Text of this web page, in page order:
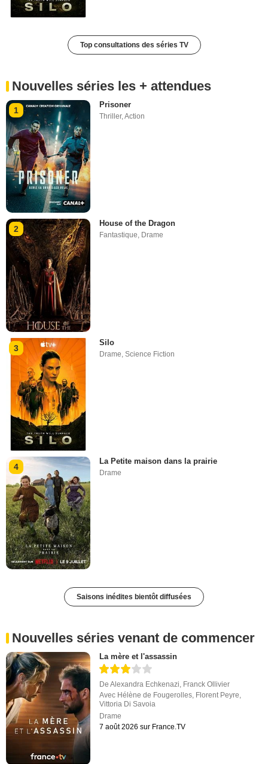
Top consultations des séries TV
Nouvelles séries les + attendues
1
Prisoner
Thriller,Action
2
House of the Dragon
Fantastique, Drame
3
Silo
Drame ,Science Fiction
4
La Petite maison dans la prairie
Drame
Saisons inédites bientôt diffusées
Nouvelles séries venant de commencer
La mère et l'assassin
DeAlexandra Echkenazi, Franck Ollivier
Avec Hélène de Fougerolles, Florent Peyre,
Vittoria Di Savoia
Drame
7 août 2026 sur France.TV